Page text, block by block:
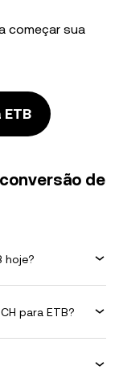
começar sua
de
hoje?
para ETB?